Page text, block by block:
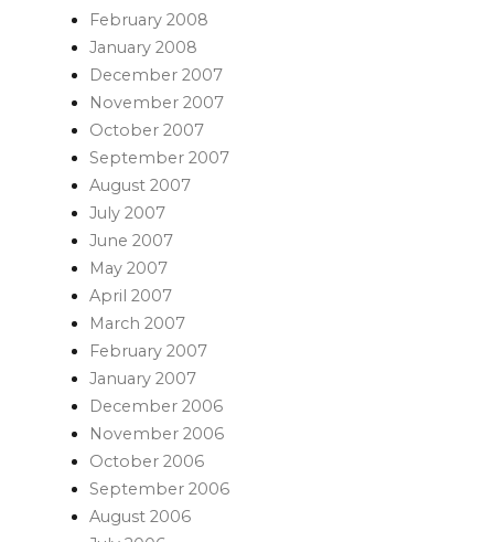
February 2008
January 2008
December 2007
November 2007
October 2007
September 2007
August 2007
July 2007
June 2007
May 2007
April 2007
March 2007
February 2007
January 2007
December 2006
November 2006
October 2006
September 2006
August 2006